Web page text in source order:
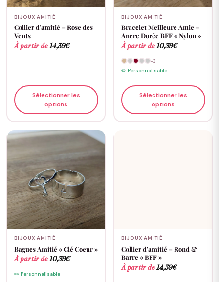
BIJOUX AMITIÉ
Collier d’amitié – Rose des
Vents
À partir de14,39€
Sélectionner les
options
BIJOUX AMITIÉ
Bracelet Meilleure Amie –
Ancre Dorée BFF « Nylon »
À partir de10,39€
+3
✏️ Personnalisable
Sélectionner les
options
BIJOUX AMITIÉ
Bagues Amitié « Clé Coeur »
À partir de10,39€
✏️ Personnalisable
BIJOUX AMITIÉ
Collier d’amitié – Rond &
Barre « BFF »
À partir de14,39€